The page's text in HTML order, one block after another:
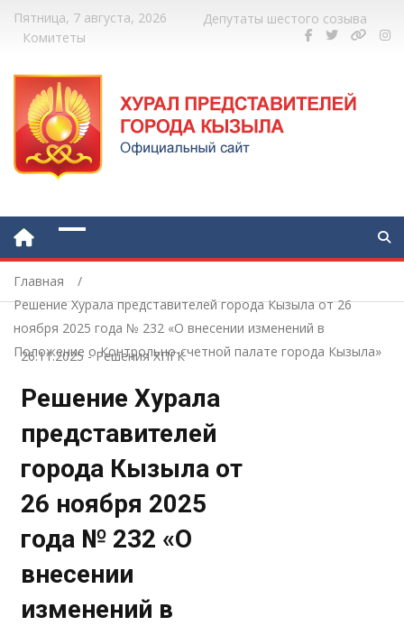
Пятница, 7 августа, 2026
Депутаты шестого созыва
Комитеты
Главная
Решение Хурала представителей города Кызыла от 26
ноября 2025 года № 232 «О внесении изменений в
Положение о Контрольно-счетной палате города Кызыла»
26.11.2025 - Решения ХПГК
Решение Хурала
представителей
города Кызыла от
26 ноября 2025
года № 232 «О
внесении
изменений в